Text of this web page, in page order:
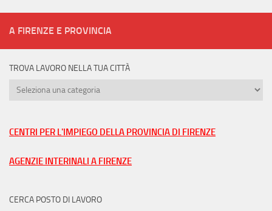
A FIRENZE E PROVINCIA
TROVA LAVORO NELLA TUA CITTÀ
Trova
tua
CENTRI PER L'IMPIEGO DELLA PROVINCIA DI FIRENZE
AGENZIE INTERINALI A FIRENZE
CERCA POSTO DI LAVORO